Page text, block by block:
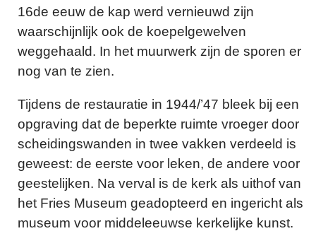
16de eeuw de kap werd vernieuwd zijn
waarschijnlijk ook de koepelgewelven
weggehaald. In het muurwerk zijn de sporen er
nog van te zien.
Tijdens de restauratie in 1944/’47 bleek bij een
opgraving dat de beperkte ruimte vroeger door
scheidingswanden in twee vakken verdeeld is
geweest: de eerste voor leken, de andere voor
geestelijken. Na verval is de kerk als uithof van
het Fries Museum geadopteerd en ingericht als
museum voor middeleeuwse kerkelijke kunst.